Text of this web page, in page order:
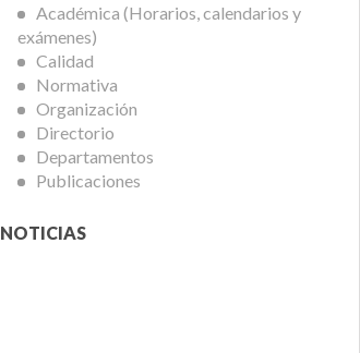
Académica (Horarios, calendarios y
exámenes)
Calidad
Normativa
Organización
Directorio
Departamentos
Publicaciones
NOTICIAS